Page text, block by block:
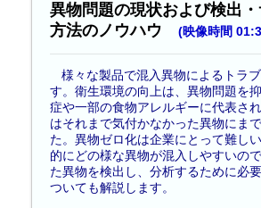
異物問題の現状および検出
方法のノウハウ
(映像時間
様々な製品で混入異物によるトラ
す。衛生環境の向上は、異物問題を
症や一部の食物アレルギーに代表さ
はそれまで気付かなかった異物にま
た。異物ゼロ化は企業にとって難し
的にどの様な異物が混入しやすいの
た異物を検出し、分析するために必
ついても解説します。